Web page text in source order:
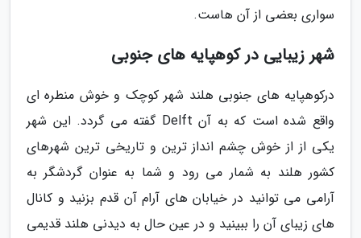
سواری بعضی از آن هاست.
شهر زیبایی در کوهپایه های جنوبی
درکوهپایه های جنوبی هلند شهر کوچک و خوش منطره ای
واقع شده است که به آن Delft گفته می گردد. این شهر
یکی از از خوش چشم انداز ترین و تاریخی ترین شهرهای
کشور هلند به شمار می رود و شما به عنوان گردشگر به
آرامی می توانید در خیابان های آرام آن قدم بزنید و کانال
های زیبای آن را ببینید و در عین حال به دیدنی هلند قدیمی